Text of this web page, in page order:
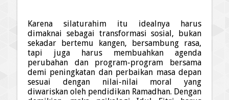
Karena silaturahim itu idealnya harus
dimaknai sebagai transformasi sosial, bukan
sekadar bertemu kangen, bersambung rasa,
tapi juga harus membuahkan agenda
perubahan dan program-program bersama
demi peningkatan dan perbaikan masa depan
sesuai dengan nilai-nilai moral yang
diwariskan oleh pendidikan Ramadhan. Dengan